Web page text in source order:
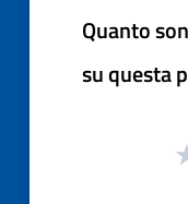
Quanto
su questa